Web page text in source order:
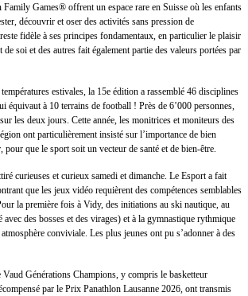
Games® offrent un espace rare en Suisse où les enfants
découvrir et oser des activités sans pression de
fidèle à ses principes fondamentaux, en particulier le plaisir
soi et des autres fait également partie des valeurs portées par
estivales, la 15e édition a rassemblé 46 disciplines
équivaut à 10 terrains de football ! Près de 6’000 personnes,
les deux jours. Cette année, les monitrices et moniteurs des
ont particulièrement insisté sur l’importance de bien
pour que le sport soit un vecteur de santé et de bien-être.
curieuses et curieux samedi et dimanche. Le Esport a fait
que les jeux vidéo requièrent des compétences semblables
la première fois à Vidy, des initiations au ski nautique, au
des bosses et des virages) et à la gymnastique rythmique
conviviale. Les plus jeunes ont pu s’adonner à des
Vaud Générations Champions, y compris le basketteur
par le Prix Panathlon Lausanne 2026, ont transmis